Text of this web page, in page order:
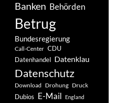
Banken Behörden
Betrug
Bundesregierung
Call-Center CDU
Datenhandel Datenklau
Datenschutz
Download Drohung Druck
Dubios E-Mail England